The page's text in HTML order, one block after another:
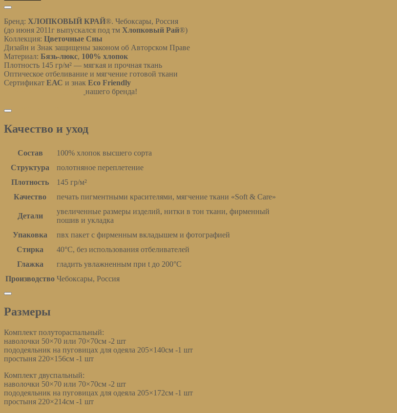
Бренд: ХЛОПКОВЫЙ КРАЙ®. Чебоксары, Россия
(до июня 2011г выпускался под тм Хлопковый Рай®)
Коллекция: Цветочные Сны
Дизайн и Знак защищены законом об Авторском Праве
Материал: Бязь-люкс, 100% хлопок
Плотность 145 гр/м² — мягкая и прочная ткань
Оптическое отбеливание и мягчение готовой ткани
Сертификат ЕАС и знак Eco Friendly
нашего бренда!
Качество и уход
Состав
100% хлопок высшего сорта
Структура
полотняное переплетение
Плотность
145 гр/м²
Качество
печать пигментными красителями, мягчение ткани «Soft & Care»
Детали
увеличенные размеры изделий, нитки в тон ткани, фирменный
пошив и укладка
Упаковка
пвх пакет с фирменным вкладышем и фотографией
Стирка
40°С, без использования отбеливателей
Глажка
гладить увлажненным при t до 200°С
Производство Чебоксары, Россия
Размеры
Комплект полутораспальный:
наволочки 50×70 или 70×70см -2 шт
пододеяльник на пуговицах для одеяла 205×140см -1 шт
простыня 220×156см -1 шт
Комплект двуспальный:
наволочки 50×70 или 70×70см -2 шт
пододеяльник на пуговицах для одеяла 205×172см -1 шт
простыня 220×214см -1 шт